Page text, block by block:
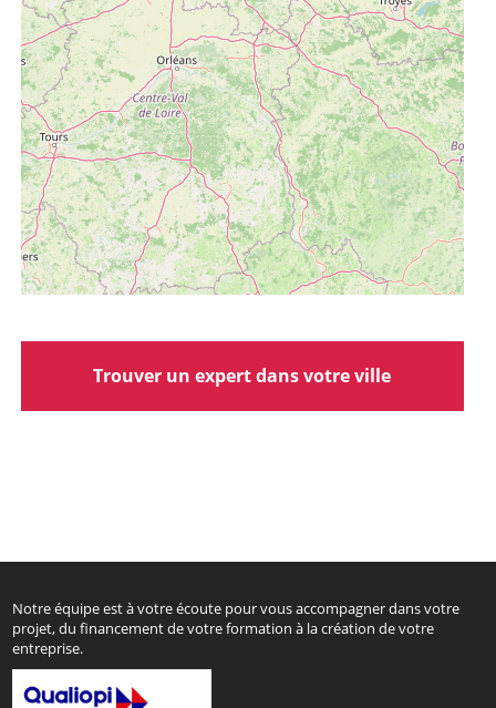
Trouver un expert dans votre ville
Notre équipe est à votre écoute pour vous accompagner dans votre
projet, du financement de votre formation à la création de votre
entreprise.